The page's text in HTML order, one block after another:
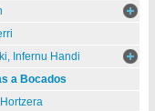
Infernu Handi
a Bocados